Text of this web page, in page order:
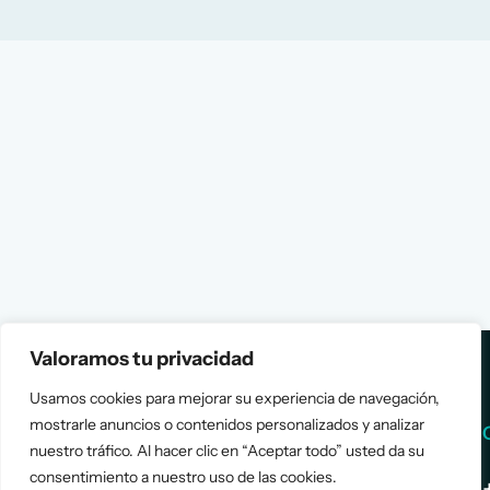
Valoramos tu privacidad
Usamos cookies para mejorar su experiencia de navegación,
mostrarle anuncios o contenidos personalizados y analizar
nuestro tráfico. Al hacer clic en “Aceptar todo” usted da su
consentimiento a nuestro uso de las cookies.
Services Info